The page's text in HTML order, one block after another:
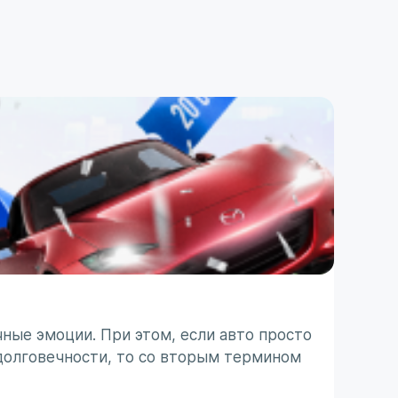
эмоции. При этом, если авто просто
то со вторым термином